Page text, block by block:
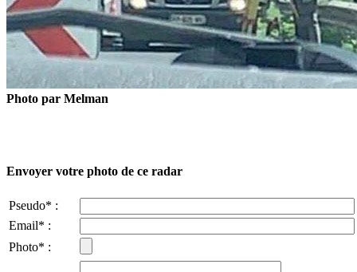
Photo par Melman
Envoyer votre photo de ce radar
Pseudo* :
Email* :
Photo* :